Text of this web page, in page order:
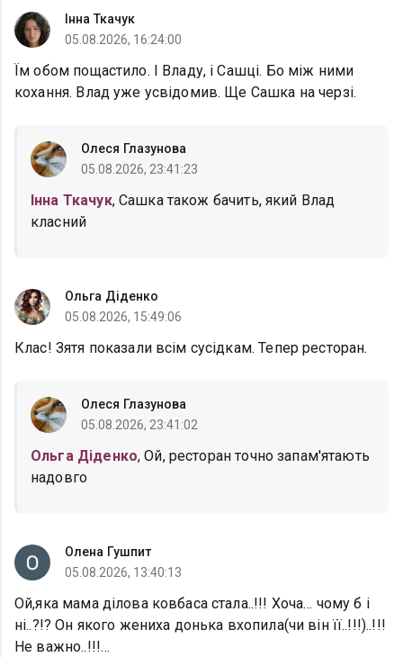
Інна Ткачук
05.08.2026, 16:24:00
Їм обом пощастило. І Владу, і Сашці. Бо між ними
кохання. Влад уже усвідомив. Ще Сашка на черзі.
Олеся Глазунова
05.08.2026, 23:41:23
Інна Ткачук, Сашка також бачить, який Влад
класний
Ольга Діденко
05.08.2026, 15:49:06
Клас! Зятя показали всім сусідкам. Тепер ресторан.
Олеся Глазунова
05.08.2026, 23:41:02
Ольга Діденко, Ой, ресторан точно запам'ятають
надовго
Олена Гушпит
05.08.2026, 13:40:13
Ой,яка мама ділова ковбаса стала..!!! Хоча… чому б і
ні..?!? Он якого жениха донька вхопила(чи він її..!!!)..!!!
Не важно..!!!…